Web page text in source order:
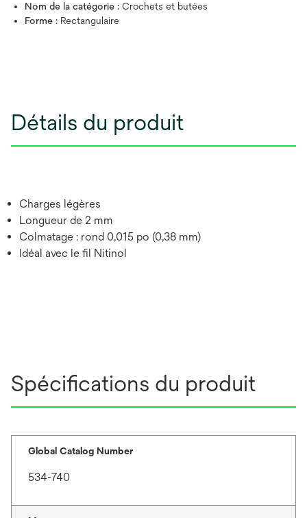
Nom de la catégorie : Crochets et butées
Forme : Rectangulaire
Détails du produit
Charges légères
Longueur de 2 mm
Colmatage : rond 0,015 po (0,38 mm)
Idéal avec le fil Nitinol
Spécifications du produit
Global Catalog Number
534-740